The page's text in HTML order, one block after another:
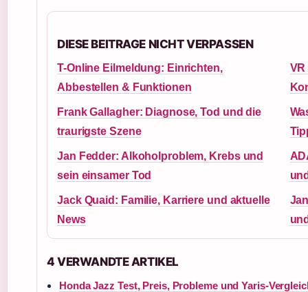
DIESE BEITRAGE NICHT VERPASSEN
T-Online Eilmeldung: Einrichten,
Abbestellen & Funktionen
Frank Gallagher: Diagnose, Tod und die
traurigste Szene
Jan Fedder: Alkoholproblem, Krebs und
sein einsamer Tod
Jack Quaid: Familie, Karriere und aktuelle
News
4 VERWANDTE ARTIKEL
Honda Jazz Test, Preis, Probleme und Yaris-